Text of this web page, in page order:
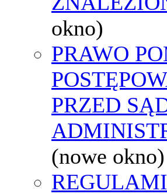
okno)
PRAWO
PRZED
(nowe okno)